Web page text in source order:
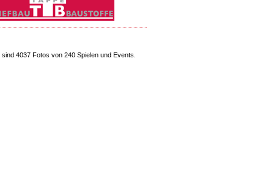
sind 4037 Fotos von 240 Spielen und Events.